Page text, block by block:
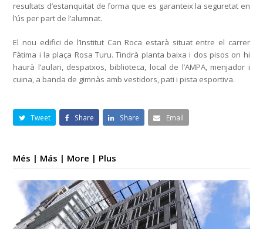
resultats d’estanquitat de forma que es garanteix la seguretat en
l’ús per part de l’alumnat.
El nou edifici de l’Institut Can Roca estarà situat entre el carrer
Fàtima i la plaça Rosa Turu. Tindrà planta baixa i dos pisos on hi
haurà l’aulari, despatxos, biblioteca, local de l’AMPA, menjador i
cuina, a banda de gimnàs amb vestidors, pati i pista esportiva.
Tweet Share Share Email
Més | Más | More | Plus